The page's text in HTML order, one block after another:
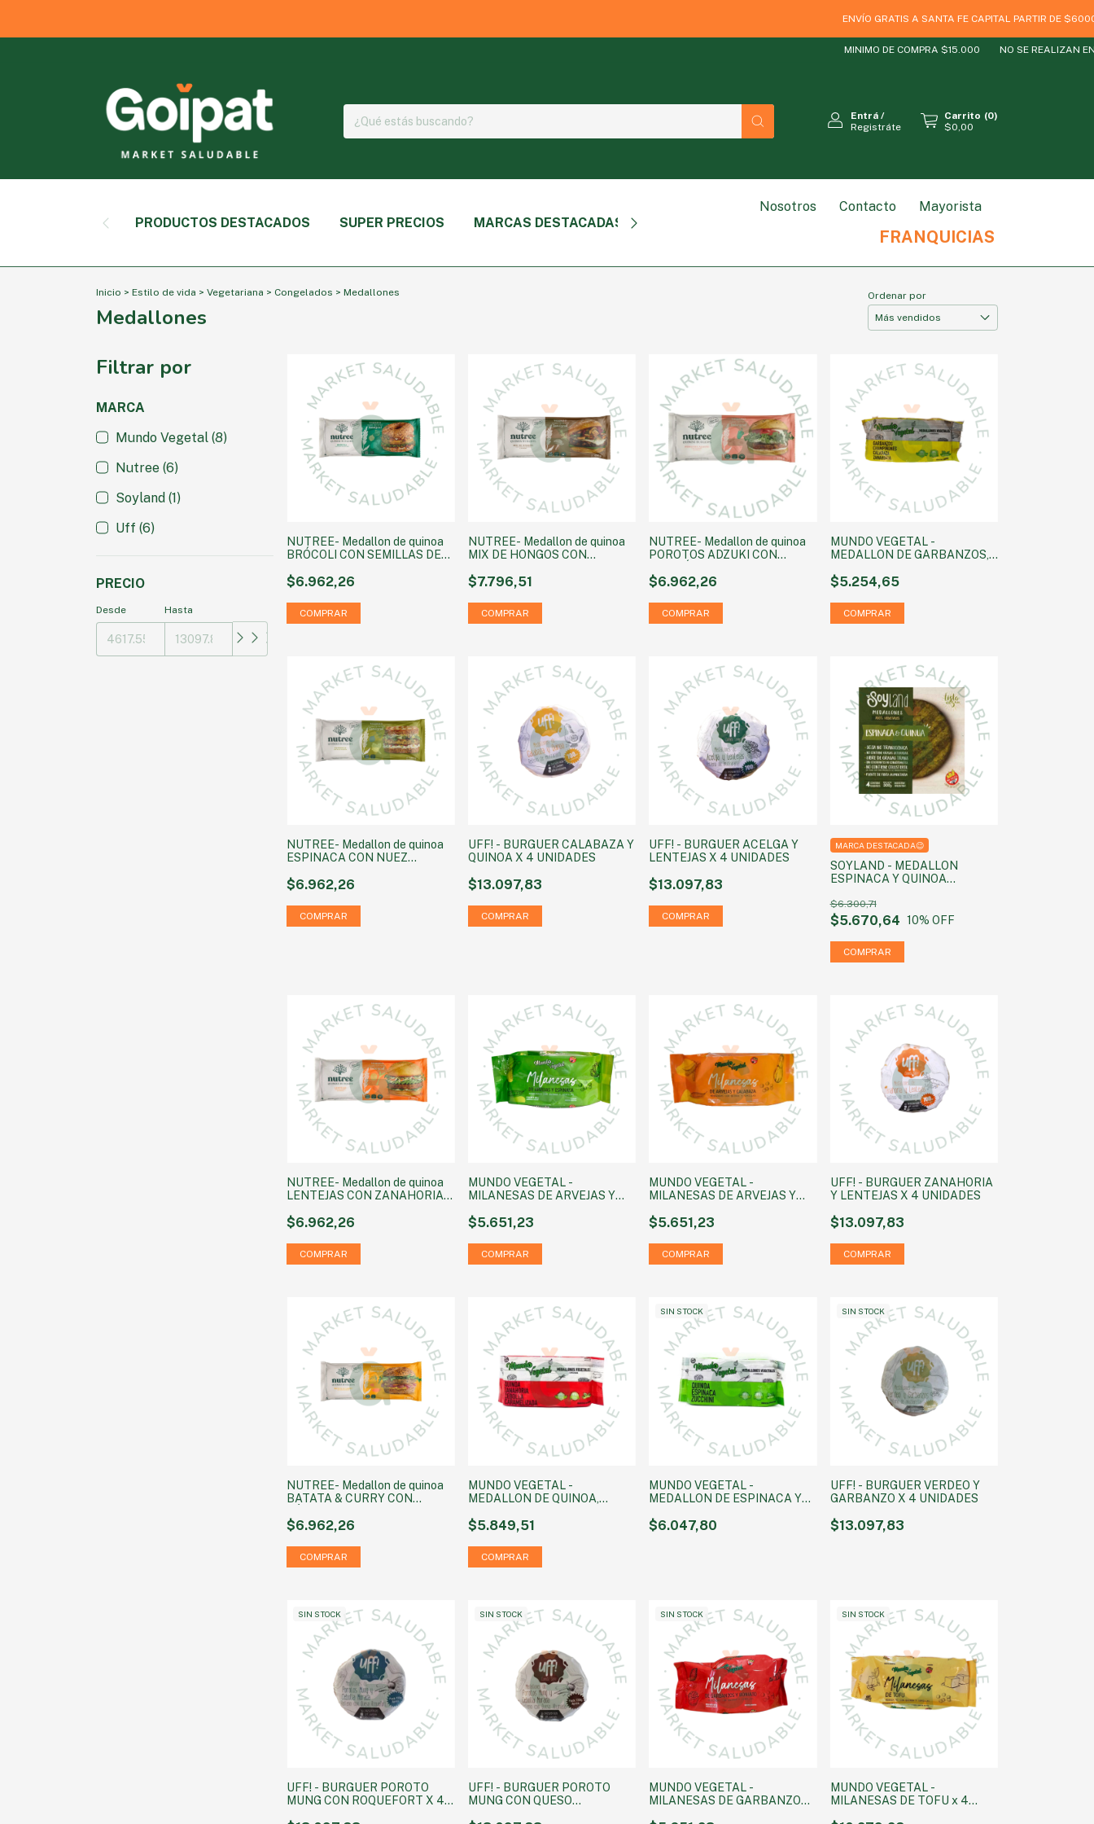
ENVÍO GRATIS A SANTA FE CAPITAL PARTIR DE $60000
MINIMO DE COMPRA $15.000 NO SE REALIZAN ENVIOS
Entrá/
Registráte
Carrito (0)
$0,00
PRODUCTOS DESTACADOS SUPER PRECIOS MARCAS DESTACADAS
Nosotros Contacto Mayorista
FRANQUICIAS
Inicio > Estilo de vida > Vegetariana > Congelados > Medallones
Medallones
Ordenar por
Filtrar por
MARCA
Mundo Vegetal (8)
Nutree (6)
Soyland (1)
Uff (6)
PRECIO
Desde Hasta
NUTREE- Medallon de quinoa
BRÓCOLI​ CON SEMILLAS DE
$6.962,26
NUTREE- Medallon de quinoa
MIX DE HONGOS CON
ROMERO x 4u
$7.796,51
NUTREE- Medallon de quinoa
POROTOS ADZUKI CON
$6.962,26
MUNDO VEGETAL -
MEDALLON DE GARBANZOS,
ZANAHORIA X 4 UN. 400 GRS
$5.254,65
NUTREE- Medallon de quinoa
ESPINACA CON NUEZ
$6.962,26
UFF! - BURGUER CALABAZA Y
QUINOA X 4 UNIDADES
$13.097,83
UFF! - BURGUER ACELGA Y
LENTEJAS X 4 UNIDADES
$13.097,83
SOYLAND - MEDALLON
ESPINACA Y QUINOA
300 GRS
$5.670,64
$6.300,71
10% OFF
MARCA DESTACADA😉
NUTREE- Medallon de quinoa
LENTEJAS​ CON ZANAHORIA &
$6.962,26
MUNDO VEGETAL -
MILANESAS DE ARVEJAS Y
QUINOA Y SEMILLAS X 4 UN.
$5.651,23
MUNDO VEGETAL -
MILANESAS DE ARVEJAS Y
QUINOA Y SEMILLAS X 4 UN.
$5.651,23
UFF! - BURGUER ZANAHORIA
Y LENTEJAS X 4 UNIDADES
$13.097,83
NUTREE- Medallon de quinoa
BATATA & CURRY CON
$6.962,26
MUNDO VEGETAL -
MEDALLON DE QUINOA,
ZANAHORIA X 4 UN. 400 GRS
$5.849,51
SIN STOCK
MUNDO VEGETAL -
MEDALLON DE ESPINACA Y
$6.047,80
SIN STOCK
UFF! - BURGUER VERDEO Y
GARBANZO X 4 UNIDADES
$13.097,83
SIN STOCK
UFF! - BURGUER POROTO
MUNG CON ROQUEFORT X 4
SIN STOCK
UFF! - BURGUER POROTO
MUNG CON QUESO
SIN STOCK
MUNDO VEGETAL -
MILANESAS DE GARBANZOS
SIN STOCK
MUNDO VEGETAL -
MILANESAS DE TOFU x 4